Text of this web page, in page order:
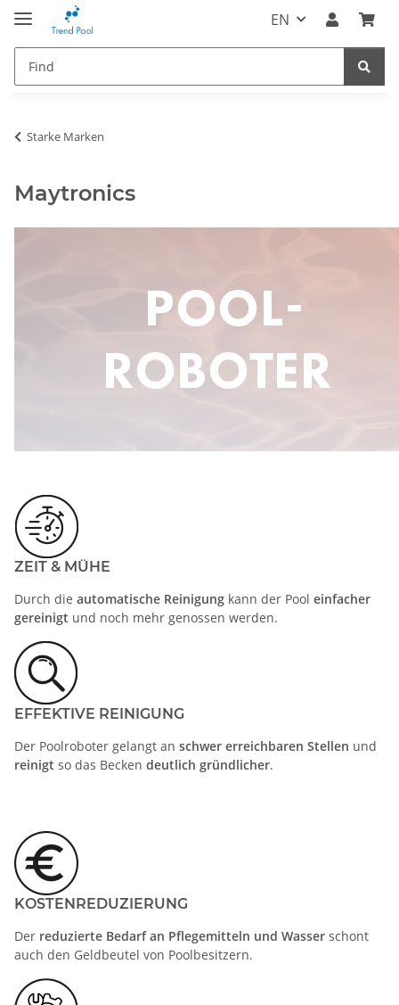
EN
Starke Marken
Maytronics
ZEIT & MÜHE
Durch die automatische Reinigung kann der Pool einfacher
gereinigt und noch mehr genossen werden.
EFFEKTIVE REINIGUNG
Der Poolroboter gelangt an schwer erreichbaren Stellen und
reinigt so das Becken deutlich gründlicher.
KOSTENREDUZIERUNG
Der reduzierte Bedarf an Pflegemitteln und Wasser schont
auch den Geldbeutel von Poolbesitzern.